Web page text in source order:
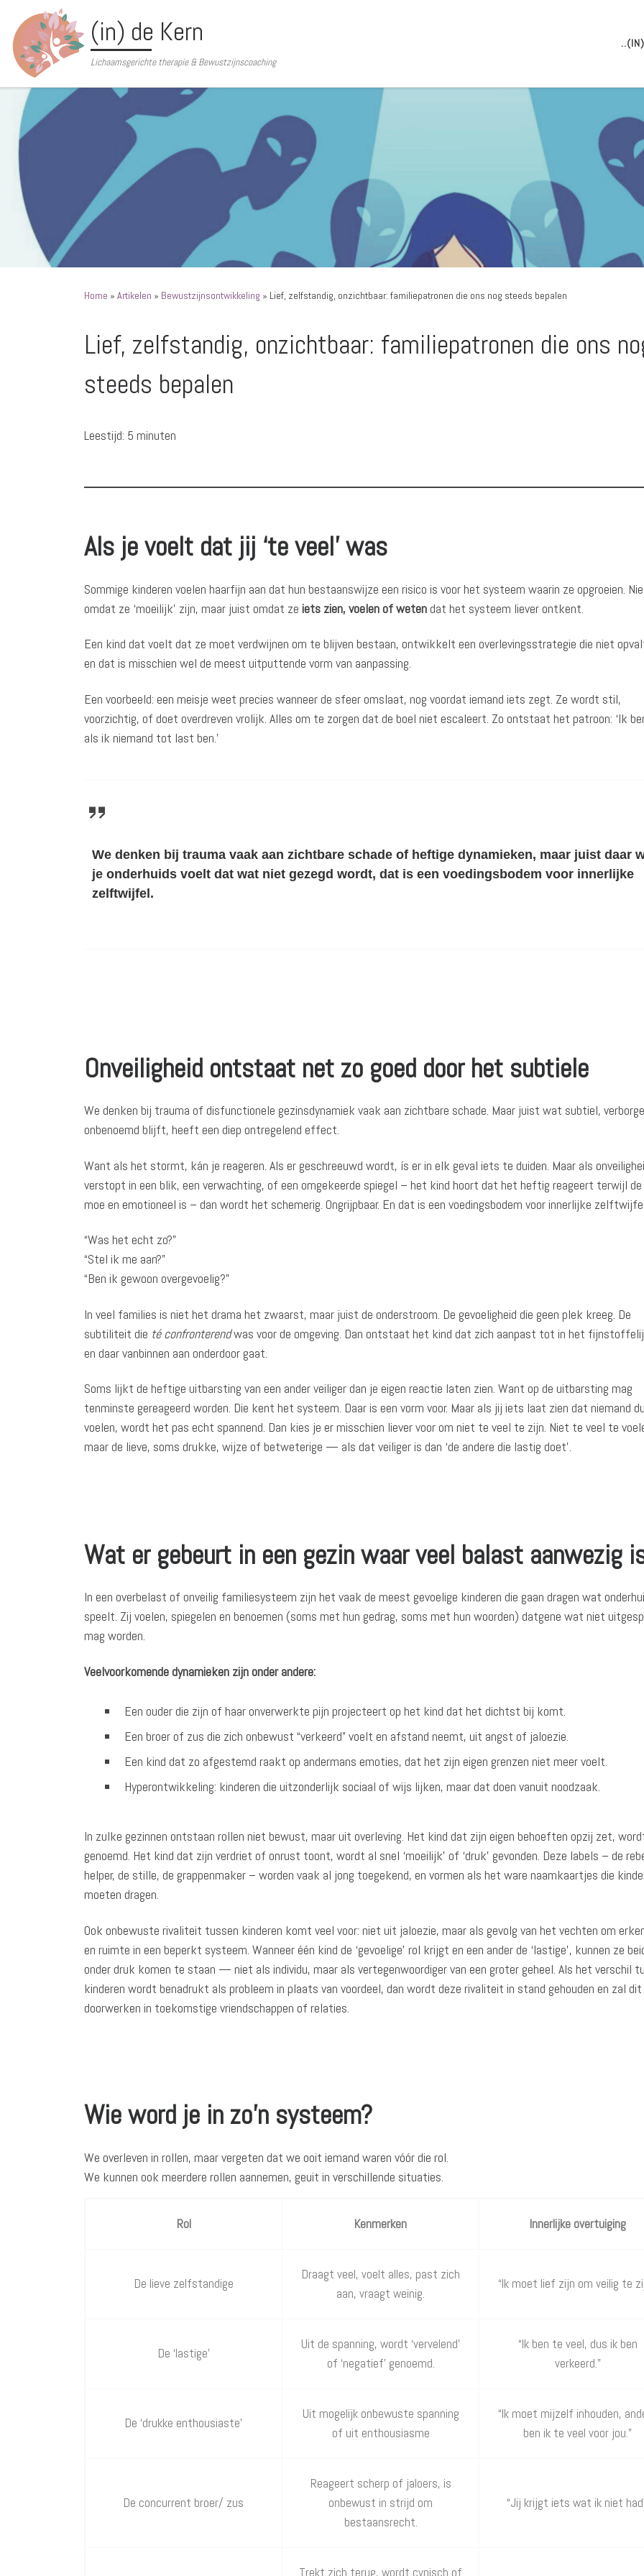
Ga naar inhoud (in) de Kern
Lichaamsgerichte therapie & Bewustzijnscoaching
Home » Artikelen » Bewustzijnsontwikkeling » Lief, zelfstandig, onzichtbaar: familiepatronen die ons nog steeds bepalen
Lief, zelfstandig, onzichtbaar: familiepatronen die ons
steeds bepalen
Leestijd: 5 minuten
Als je voelt dat jij ‘te veel’ was
Sommige kinderen voelen haarfijn aan dat hun bestaanswijze een risico is voor het systeem waarin ze opgroeien.
omdat ze ‘moeilijk’ zijn, maar juist omdat ze iets zien, voelen of wetendat het systeem liever ontkent.
Een kind dat voelt dat ze moet verdwijnen om te blijven bestaan, ontwikkelt een overlevingsstrategie die niet
en dat is misschien wel de meest uitputtende vorm van aanpassing.
Een voorbeeld: een meisje weet precies wanneer de sfeer omslaat, nog voordat iemand iets zegt. Ze wordt stil,
voorzichtig, of doet overdreven vrolijk. Alles om te zorgen dat de boel niet escaleert. Zo ontstaat het patroon: ‘Ik
als ik niemand tot last ben.’
We denken bij trauma vaak aan zichtbare schade of heftige dynamieken, maar juist daar
je onderhuids voelt dat wat niet gezegd wordt, dat is een voedingsbodem voor innerlijke
zelftwijfel.
Onveiligheid ontstaat net zo goed door het subtiele
We denken bij trauma of disfunctionele gezinsdynamiek vaak aan zichtbare schade. Maar juist wat subtiel,
onbenoemd blijft, heeft een diep ontregelend effect.
Want als het stormt, kán je reageren. Als er geschreeuwd wordt, ís er in elk geval iets te duiden. Maar als
verstopt in een blik, een verwachting, of een omgekeerde spiegel – het kind hoort dat het heftig reageert terwijl de
moe en emotioneel is – dan wordt het schemerig. Ongrijpbaar. En dat is een voedingsbodem voor innerlijke
“Was het echt zo?”
“Stel ik me aan?”
“Ben ik gewoon overgevoelig?”
In veel families is niet het drama het zwaarst, maar juist de onderstroom. De gevoeligheid die geen plek kreeg. De
subtiliteit die té confronterendwas voor de omgeving. Dan ontstaat het kind dat zich aanpast tot in het
en daar vanbinnen aan onderdoor gaat.
Soms lijkt de heftige uitbarsting van een ander veiliger dan je eigen reactie laten zien. Want op de uitbarsting mag
tenminste gereageerd worden. Die kent het systeem. Daar is een vorm voor. Maar als jij iets laat zien dat niemand
voelen, wordt het pas echt spannend. Dan kies je er misschien liever voor om niet te veel te zijn. Niet te veel te
maar de lieve, soms drukke, wijze of betweterige — als dat veiliger is dan ‘de andere die lastig doet’.
Wat er gebeurt in een gezin waar veel balast aanwezig
In een overbelast of onveilig familiesysteem zijn het vaak de meest gevoelige kinderen die gaan dragen wat
speelt. Zij voelen, spiegelen en benoemen (soms met hun gedrag, soms met hun woorden) datgene wat niet
mag worden.
Veelvoorkomende dynamieken zijn onder andere:
Een ouder die zijn of haar onverwerkte pijn projecteert op het kind dat het dichtst bij komt.
Een broer of zus die zich onbewust “verkeerd” voelt en afstand neemt, uit angst of jaloezie.
Een kind dat zo afgestemd raakt op andermans emoties, dat het zijn eigen grenzen niet meer voelt.
Hyperontwikkeling: kinderen die uitzonderlijk sociaal of wijs lijken, maar dat doen vanuit noodzaak.
In zulke gezinnen ontstaan rollen niet bewust, maar uit overleving. Het kind dat zijn eigen behoeften opzij zet,
genoemd. Het kind dat zijn verdriet of onrust toont, wordt al snel ‘moeilijk’ of ‘druk’ gevonden. Deze labels – de
helper, de stille, de grappenmaker – worden vaak al jong toegekend, en vormen als het ware naamkaartjes die
moeten dragen.
Ook onbewuste rivaliteit tussen kinderen komt veel voor: niet uit jaloezie, maar als gevolg van het vechten om
en ruimte in een beperkt systeem. Wanneer één kind de ‘gevoelige’ rol krijgt en een ander de ‘lastige’, kunnen ze
onder druk komen te staan — niet als individu, maar als vertegenwoordiger van een groter geheel. Als het verschil
kinderen wordt benadrukt als probleem in plaats van voordeel, dan wordt deze rivaliteit in stand gehouden en zal dit
doorwerken in toekomstige vriendschappen of relaties.
Wie word je in zo’n systeem?
We overleven in rollen, maar vergeten dat we ooit iemand waren vóór die rol.
We kunnen ook meerdere rollen aannemen, geuit in verschillende situaties.
Rol Kenmerken Innerlijke overtuiging
De lieve zelfstandige
Draagt veel, voelt alles, past zich
aan, vraagt weinig.
“Ik moet lief zijn om veilig te
De ‘lastige’
Uit de spanning, wordt ‘vervelend’
of ‘negatief’ genoemd.
“Ik ben te veel, dus ik ben
verkeerd.”
De ‘drukke enthousiaste’
Uit mogelijk onbewuste spanning
of uit enthousiasme
“Ik moet mijzelf inhouden,
ben ik te veel voor jou.”
De concurrent broer/ zus
Reageert scherp of jaloers, is
onbewust in strijd om
bestaansrecht.
“Jij krijgt iets wat ik niet
Trekt zich terug, wordt cynisch of